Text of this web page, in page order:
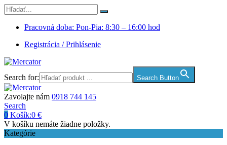
Pracovná doba: Pon-Pia: 8:30 – 16:00 hod
Registrácia / Prihlásenie
Search for: Search Button
Zavolajte nám 0918 744 145
Search
0 Košík:0 €
V košíku nemáte žiadne položky.
Kategórie